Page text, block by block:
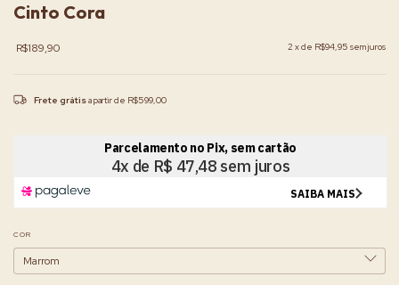
Cinto Cora
R$189,90 2 x de R$94,95 sem juros
Frete grátisa partir de R$599,00
COR